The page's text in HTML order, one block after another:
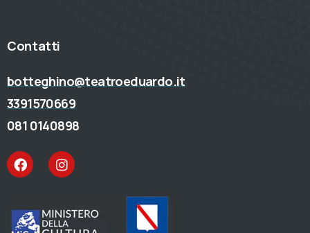
Contatti
botteghino@teatroeduardo.it
3391570669
081 0140898